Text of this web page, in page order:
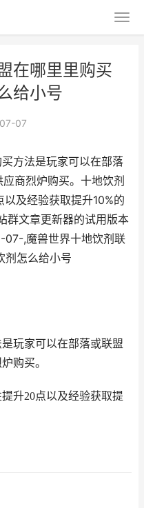
在哪里里购买
给小号
07
方法是玩家可以在部落
商烈炉购买。十地饮剂
及经验获取提升10%的
群文章更新器的试用版本
,魔兽世界十地饮剂联
剂怎么给小号
玩家可以在部落或联盟
购买。
升20点以及经验获取提